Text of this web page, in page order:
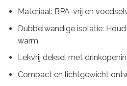
Materiaal: BPA-vrij en
Dubbelwandige isolatie:
warm
Lekvrij deksel met
Compact en lichtgewicht